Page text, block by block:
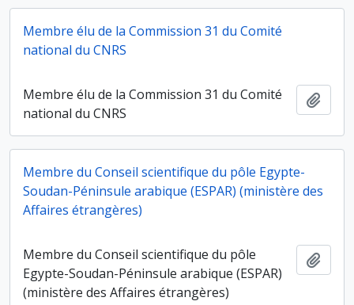
Membre élu de la Commission 31 du Comité
national du CNRS
Membre élu de la Commission 31 du Comité
national du CNRS
Membre du Conseil scientifique du pôle Egypte-
Soudan-Péninsule arabique (ESPAR) (ministère des
Affaires étrangères)
Membre du Conseil scientifique du pôle
Egypte-Soudan-Péninsule arabique (ESPAR)
(ministère des Affaires étrangères)